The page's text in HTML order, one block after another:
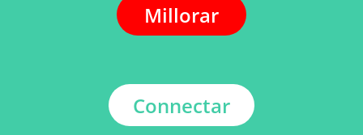
Millorar
Connectar